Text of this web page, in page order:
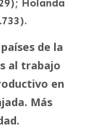
Holanda
de la
al trabajo
en
Más